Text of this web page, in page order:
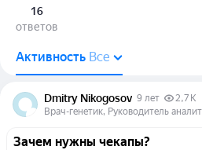
16
ответов
Активность Все
Dmitry Nikogosov 9 лет
2,7 K
Зачем нужны чекапы?